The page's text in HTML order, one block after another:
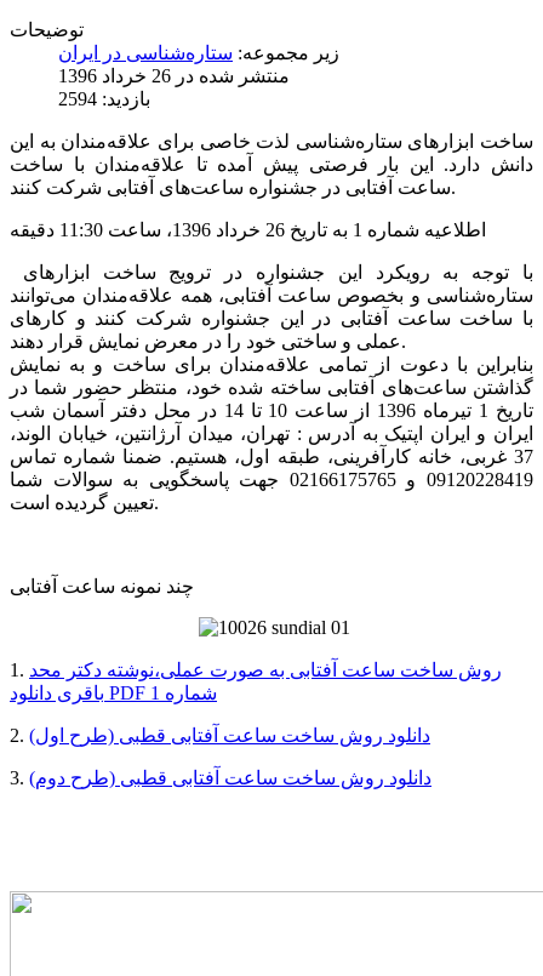
توضیحات
زیر مجموعه: ستاره‌شناسی در ایران
منتشر شده در 26 خرداد 1396
بازدید: 2594
ساخت ابزارهای ستاره‌شناسی لذت خاصی برای علاقه‌مندان به این
دانش دارد. این بار فرصتی پیش آمده تا علاقه‌مندان با ساخت
ساعت آفتابی در جشنواره ساعت‌های آفتابی شرکت کنند.
اطلاعیه شماره 1 به تاریخ 26 خرداد 1396، ساعت 11:30 دقیقه
ستاره‌شناسی و بخصوص ساعت آفتابی، همه علاقه‌مندان می‌توانند
با ساخت ساعت آفتابی در این جشنواره شرکت کنند و کارهای
عملی و ساختی خود را در معرض نمایش قرار دهند.
بنابراین با دعوت از تمامی علاقه‌مندان برای ساخت و به نمایش
گذاشتن ساعت‌های آفتابی ساخته شده خود، منتظر حضور شما در
تاریخ 1 تیرماه 1396 از ساعت 10 تا 14 در محل دفتر آسمان شب
ایران و ایران اپتیک به آدرس : تهران، میدان آرژانتین، خیابان الوند،
37 غربی، خانه کارآفرینی، طبقه اول، هستیم. ضمنا شماره تماس
09120228419 و 02166175765 جهت پاسخگویی به سوالات شما
تعیین گردیده است.
چند نمونه ساعت آفتابی
1. روش ساخت ساعت آفتابی به صورت عملی،نوشته دکتر محد
باقری دانلود PDF شماره 1
2. دانلود روش ساخت ساعت آفتابی قطبی (طرح اول)
3. دانلود روش ساخت ساعت آفتابی قطبی (طرح دوم)